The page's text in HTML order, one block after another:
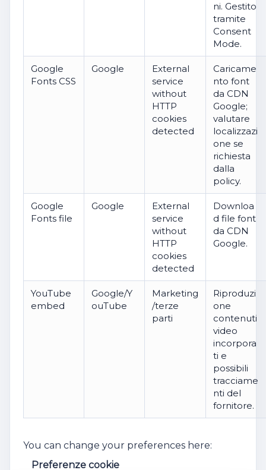
ni. Gestito
tramite
Consent
Mode.
Google
Fonts CSS
Google
External
service
without
HTTP
cookies
detected
Caricame
nto font
da CDN
Google;
valutare
localizzazi
one se
richiesta
dalla
policy.
Google
Fonts file
Google
External
service
without
HTTP
cookies
detected
Downloa
d file font
da CDN
Google.
YouTube
embed
Google/Y
ouTube
Marketing
/terze
parti
Riproduzi
one
contenuti
video
incorpora
ti e
possibili
tracciame
nti del
fornitore.
You can change your preferences here:
Preferenze cookie